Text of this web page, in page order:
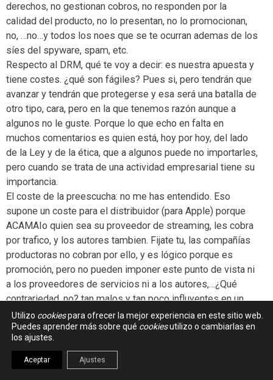
derechos, no gestionan cobros, no responden por la
calidad del producto, no lo presentan, no lo promocionan,
no, …no…y todos los noes que se te ocurran ademas de los
síes del spyware, spam, etc.
Respecto al DRM, qué te voy a decir: es nuestra apuesta y
tiene costes. ¿qué son fágiles? Pues si, pero tendrán que
avanzar y tendrán que protegerse y esa será una batalla de
otro tipo, cara, pero en la que tenemos razón aunque a
algunos no le guste. Porque lo que echo en falta en
muchos comentarios es quien está, hoy por hoy, del lado
de la Ley y de la ética, que a algunos puede no importarles,
pero cuando se trata de una actividad empresarial tiene su
importancia.
El coste de la preescucha: no me has entendido. Eso
supone un coste para el distribuidor (para Apple) porque
ACAMAIo quien sea su proveedor de streaming, les cobra
por trafico, y los autores tambien. Fijate tu, las compañías
productoras no cobran por ello, y es lógico porque es
promoción, pero no pueden imponer este punto de vista ni
a los proveedores de servicios ni a los autores,…¿Qué
contrariedad, no? tan malos y tan poco influyentes en un
tema en el que creemos ciegamente.
Sobre los derechos de autor y sus precios online:te digo lo
mismo. Las compañías productoras son usuarias o
compradoras de estos derechos, y si los autores les piden
un 12% de cada compra…pues tienen tres opciones:
Utilizo cookiespara ofrecer la mejor experiencia en este sitio web.
Puedes aprender más sobre qué cookiesutilizo o cambiarlas en
los ajustes.
Aceptar Ajustes